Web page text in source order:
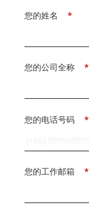
*
您的姓名
*
您的公司全称
*
您的电话号码
*
您的工作邮箱